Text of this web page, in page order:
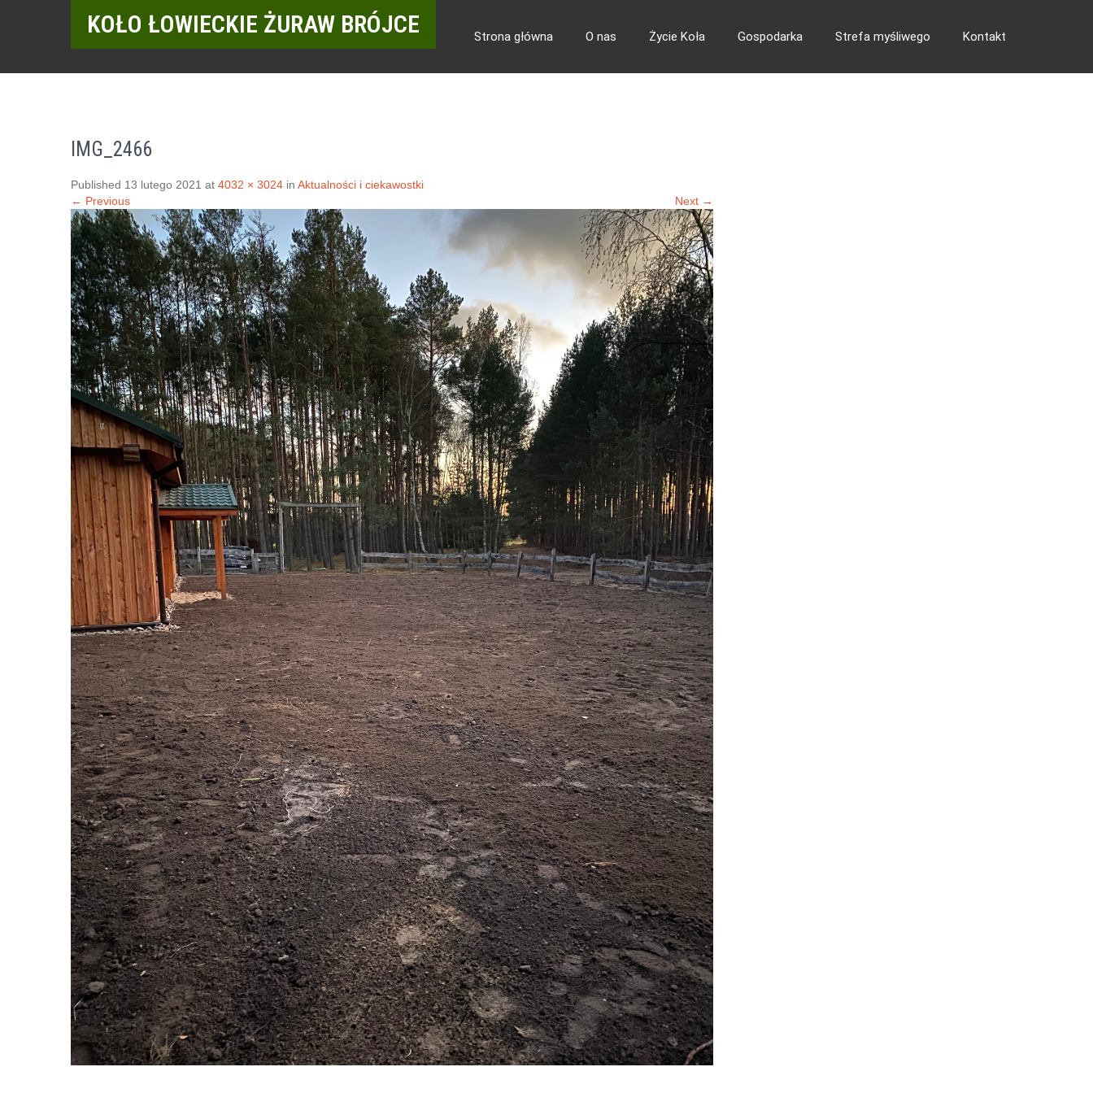
KOŁO ŁOWIECKIE ŻURAW BRÓJCE Strona główna O nas Życie Koła Gospodarka Strefa myśliwego Kontakt
IMG_2466
Published 13 lutego 2021 at 4032 × 3024 in Aktualności i ciekawostki
← Previous
Next →